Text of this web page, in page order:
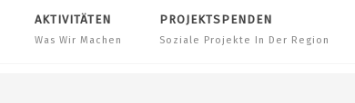
AKTIVITÄTEN
Was Wir Machen
PROJEKTSPENDEN
Soziale Projekte In Der Region